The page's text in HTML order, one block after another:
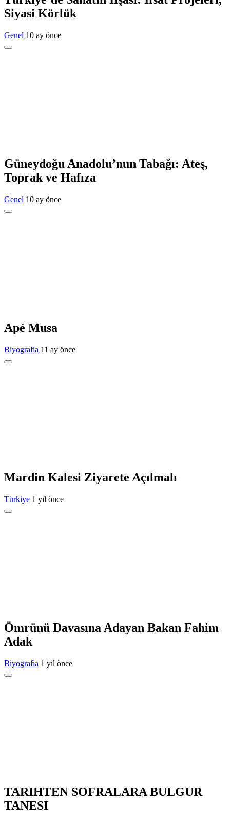
Siyasi Körlük
Genel 10 ay önce
Güneydoğu Anadolu’nun Tabağı: Ateş,
Toprak ve Hafıza
Genel 10 ay önce
Apé Musa
Biyografia 11 ay önce
Mardin Kalesi Ziyarete Açılmalı
Türkiye 1 yıl önce
Ömrünü Davasına Adayan Bakan Fahim
Adak
Biyografia 1 yıl önce
TARIHTEN SOFRALARA BULGUR
TANESI